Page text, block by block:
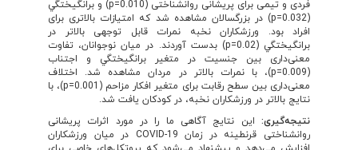
فردی و تیمی برای پریشانی ‏روانشناختی ‏(0.010=‏p‏) و برانگيختگي‏
(0.032=‏p‏)‏ در بزرگسالان مشاهده شد ‏که امتیازات بالاتری ‏برای
افراد بود. ورزشکاران‏ نخبه نمرات قابل توجهی بالاتر در
برانگيختگي (0.02=‏p‏) بدست ‏آوردند. ‏در میان نوجوانان، تفاوت
معنی‌داری بین جنسیت در متغیر برانگيختگي و اجتناب
‏(0.009‏=‏p‏)‏، با نمرات بالاتر در مردان ‏مشاهده شد. اختلاف
معنی‌داری بین سطح رقابت برای متغیر افكار ‏مزاحم ‏(0.001=‏p‏)‏، با
نتایج بالاتر در ورزشکاران نخبه‏، در کودکان یافت شد.‏
نتیجه‌­گیری: این نتایج آگاهی ما را در مورد اثرات پریشانی
روانشناختی قرنطینه در زمان ‏COVID-19‎‏ در میان ‏ورزشکاران